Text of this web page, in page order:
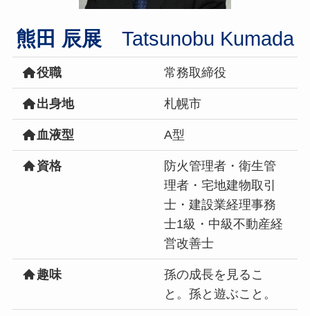
熊田 辰展 Tatsunobu Kumada
役職 常務取締役
出身地 札幌市
血液型 A型
資格
防火管理者・衛生管
理者・宅地建物取引
士・建設業経理事務
士1級・中級不動産経
営改善士
趣味
孫の成長を見るこ
と。孫と遊ぶこと。